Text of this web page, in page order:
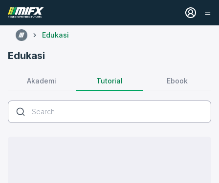
Edukasi
Edukasi
Akademi Tutorial Ebook